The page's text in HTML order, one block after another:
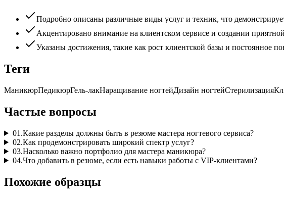
Подробно описаны различные виды услуг и техник, что
Акцентировано внимание на клиентском сервисе и создании
Указаны достижения, такие как рост клиентской базы и постоянное
Теги
МаникюрПедикюрГель-лакНаращивание ногтейДизайн ногтейСтерилизация
Частые вопросы
01 .Какие разделы должны быть в резюме мастера ногтевого сервиса?
02.Как продемонстрировать широкий спектр услуг?
03.Насколько важно портфолио для мастера маникюра?
04.Что добавить в резюме, если есть навыки работы с VIP-клиентами?
Похожие образцы